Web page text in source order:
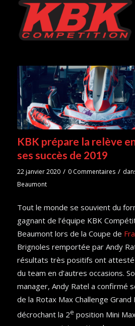
KBK prépare la relève
ses succès de 2019
22 janvier 2020 / 0 Commentaires /
Beaumont
Tout le monde se souvient du
gagnant de l’équipe KBK
Beaumont lors de la Coupe de
Brignoles remportée par Andy
résultats très positifs ont attesté
du team en d’autres occasions.
manager, Andy Ratel a confirmé
de la Rotax Max Challenge Grand
décrochant la 2e position Mini